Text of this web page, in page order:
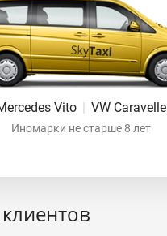
Vito | VW Caravelle
Иномарки не старше 8 лет